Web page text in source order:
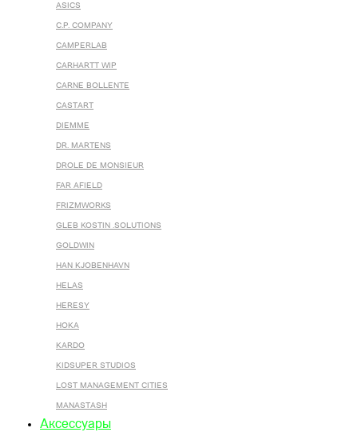
ASICS
C.P. COMPANY
CAMPERLAB
CARHARTT WIP
CARNE BOLLENTE
CASTART
DIEMME
DR. MARTENS
DROLE DE MONSIEUR
FAR AFIELD
FRIZMWORKS
GLEB KOSTIN .SOLUTIONS
GOLDWIN
HAN KJOBENHAVN
HELAS
HERESY
HOKA
KARDO
KIDSUPER STUDIOS
LOST MANAGEMENT CITIES
MANASTASH
Аксессуары